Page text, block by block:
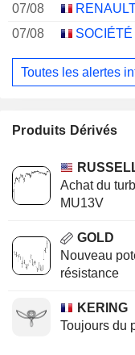
07/08
07/08
SOCIÉTÉ
Toutes les alertes
Produits Dérivés
Achat du
MU13V
GOLD
Nouveau
résistance
KERING
Toujours du